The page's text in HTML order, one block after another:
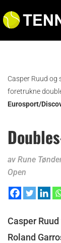
Casper Ruud og
foretrukne
Eurosport/
av Rune
Open
Casper
Roland